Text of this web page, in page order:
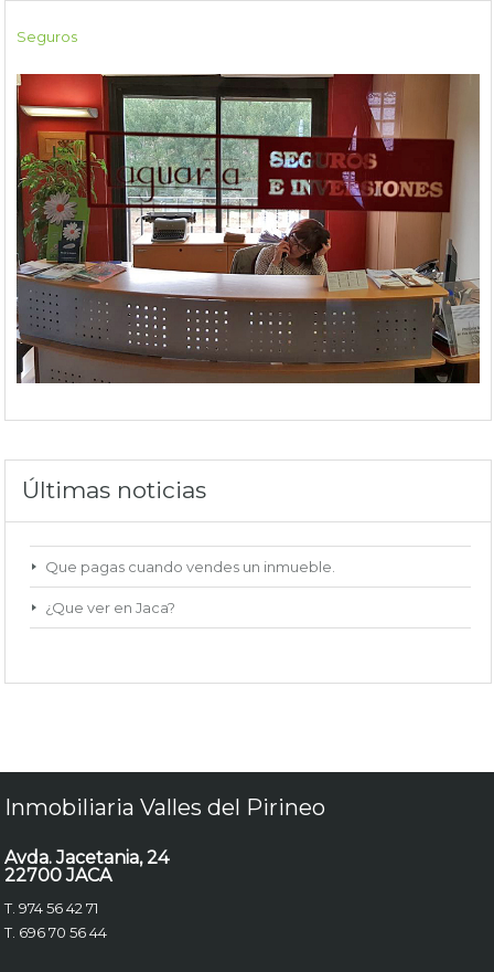
Seguros
Últimas noticias
Que pagas cuando vendes un inmueble.
¿Que ver en Jaca?
Inmobiliaria Valles del Pirineo
Avda. Jacetania, 24
22700 JACA
T. 974 56 42 71
T. 696 70 56 44